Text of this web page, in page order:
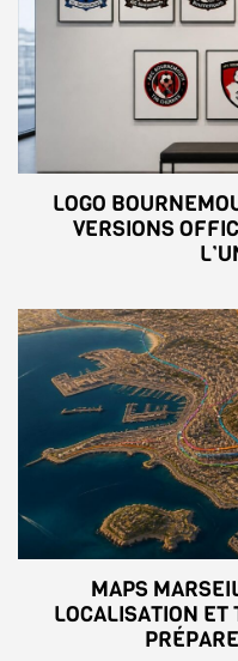
LOGO
VERSIONS
MAPS
LOCALISATION ET